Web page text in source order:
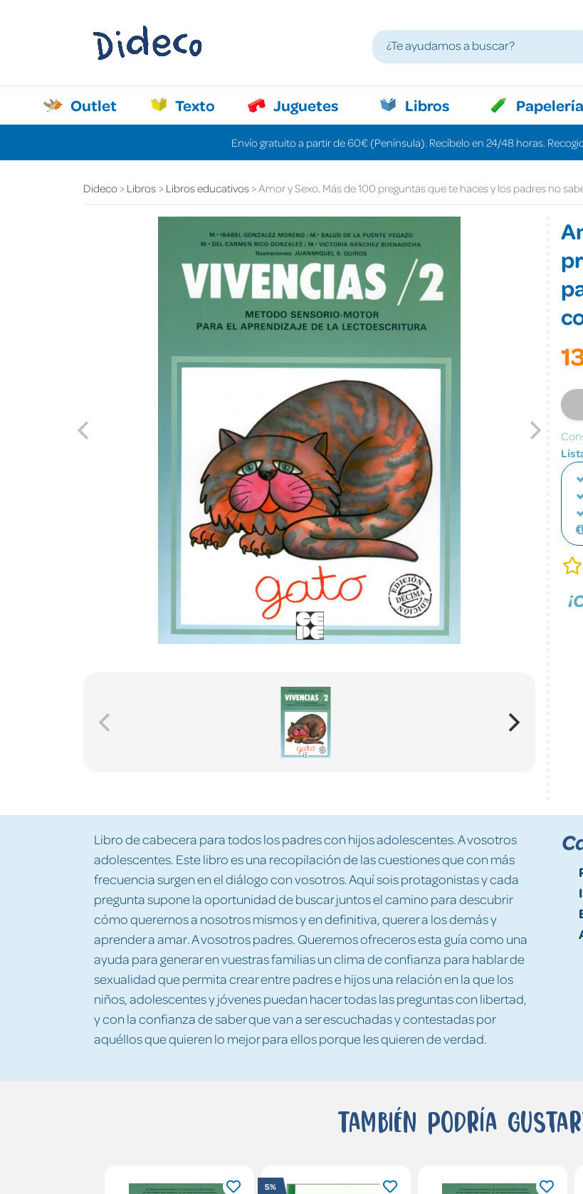
Outlet Texto Juguetes Libros Papelería
Envío gratuito a partir de 60€ (Península). Recíbelo en 24/48 horas.
Dideco Libros Libros educativos Amor y Sexo. Más de 100 preguntas que te haces y los padres no
Libro de cabecera para todos los padres con hijos adolescentes. A vosotros
adolescentes. Este libro es una recopilación de las cuestiones que con más
frecuencia surgen en el diálogo con vosotros. Aquí sois protagonistas y cada
pregunta supone la oportunidad de buscar juntos el camino para descubrir
cómo querernos a nosotros mismos y en definitiva, querer a los demás y
aprender a amar. A vosotros padres. Queremos ofreceros esta guía como una
ayuda para generar en vuestras familias un clima de confianza para hablar de
sexualidad que permita crear entre padres e hijos una relación en la que los
niños, adolescentes y jóvenes puedan hacer todas las preguntas con libertad,
y con la confianza de saber que van a ser escuchadas y contestadas por
aquéllos que quieren lo mejor para ellos porque les quieren de verdad.
También podría
5%